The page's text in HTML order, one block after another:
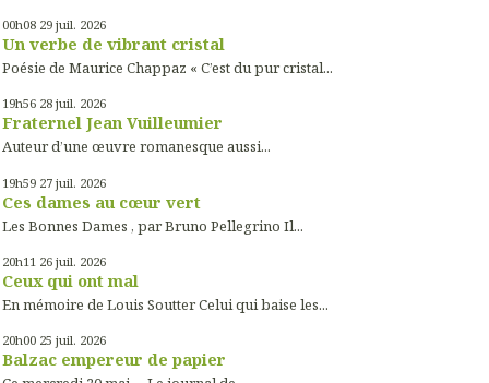
00h08 29 juil. 2026
Un verbe de vibrant cristal
Poésie de Maurice Chappaz « C’est du pur cristal...
19h56 28 juil. 2026
Fraternel Jean Vuilleumier
Auteur d’une œuvre romanesque aussi...
19h59 27 juil. 2026
Ces dames au cœur vert
Les Bonnes Dames , par Bruno Pellegrino Il...
20h11 26 juil. 2026
Ceux qui ont mal
En mémoire de Louis Soutter Celui qui baise les...
20h00 25 juil. 2026
Balzac empereur de papier